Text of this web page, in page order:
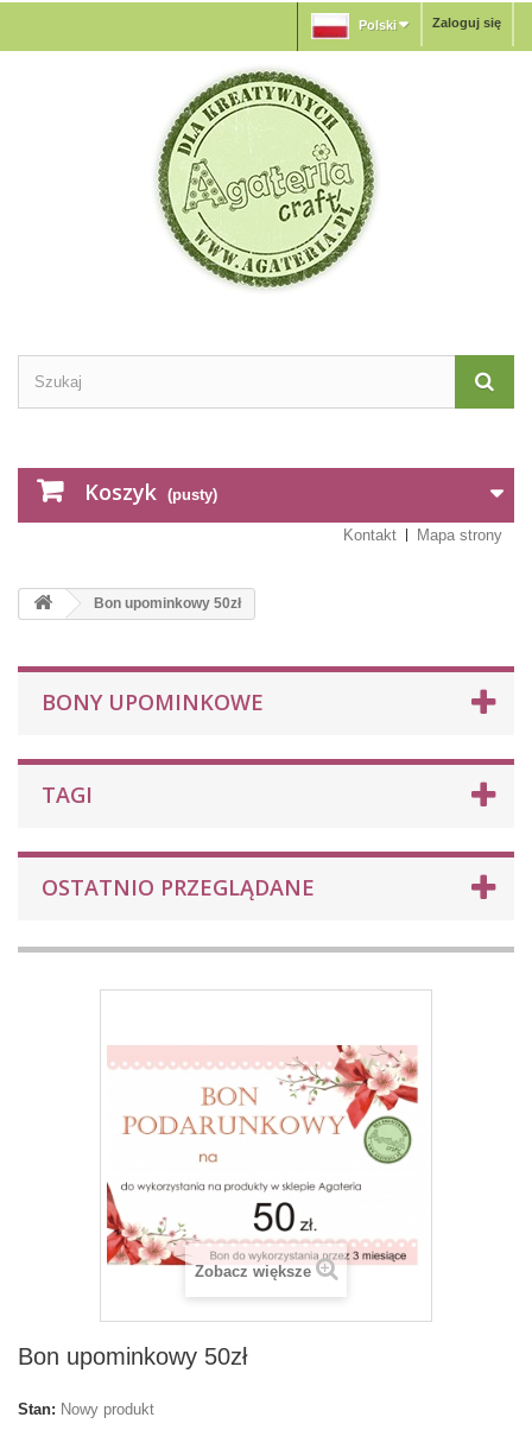
Zaloguj się
Polski
Koszyk (pusty)
Kontakt Mapa strony
Bon upominkowy 50zł
BONY UPOMINKOWE
TAGI
OSTATNIO PRZEGLĄDANE
Zobacz większe
Bon upominkowy 50zł
Stan: Nowy produkt